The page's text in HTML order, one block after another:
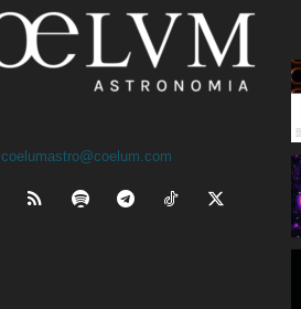
coelumastro@coelum.com